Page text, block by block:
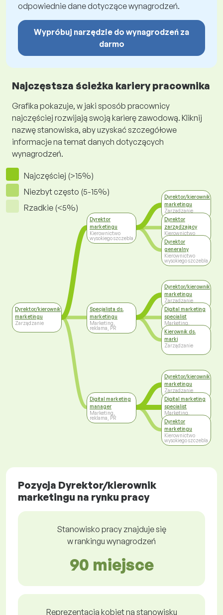
odpowiednie dane dotyczące wynagrodzeń.
Wypróbuj narzędzie do wynagrodzeń za
darmo
Najczęstsza ścieżka kariery pracownika
Grafika pokazuje, w jaki sposób pracownicy
najczęściej rozwijają swoją karierę zawodową. Kliknij
nazwę stanowiska, aby uzyskać szczegółowe
informacje na temat danych dotyczących
wynagrodzeń.
Najczęściej (>15%)
Niezbyt często (5-15%)
Rzadkie (<5%)
Dyrektor/kierownik
marketingu
Zarządzanie
Dyrektor
marketingu
Kierownictwo
wysokiego szczebla
Specjalista ds.
marketingu
Marketing,
reklama, PR
Digital marketing
manager
Marketing,
reklama, PR
Dyrektor/kierownik
marketingu
Zarządzanie
Dyrektor
zarządzający
Kierownictwo
wysokiego szczebla
Dyrektor
generalny
Kierownictwo
wysokiego szczebla
Dyrektor/kierownik
marketingu
Zarządzanie
Digital marketing
specialist
Marketing,
reklama, PR
Kierownik ds.
marki
Zarządzanie
Dyrektor/kierownik
marketingu
Zarządzanie
Digital marketing
specialist
Marketing,
reklama, PR
Dyrektor
marketingu
Kierownictwo
wysokiego szczebla
Pozycja Dyrektor/kierownik
marketingu na rynku pracy
Stanowisko pracy znajduje się
w rankingu wynagrodzeń
90 miejsce
Reprezentacja kobiet na stanowisku